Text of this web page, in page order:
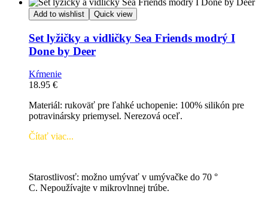
Add to wishlist Quick view
Set lyžičky a vidličky Sea Friends modrý I
Done by Deer
Kŕmenie
18.95 €
Materiál: rukoväť pre ľahké uchopenie: 100% silikón pre
potravinársky priemysel. Nerezová oceľ.
Čítať viac...
Starostlivosť: možno umývať v umývačke do 70 °
C. Nepoužívajte v mikrovlnnej trúbe.